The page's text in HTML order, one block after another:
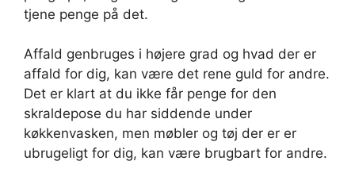
tjene penge på det.
Affald genbruges i højere grad og hvad der er
affald for dig, kan være det rene guld for andre.
Det er klart at du ikke får penge for den
skraldepose du har siddende under
køkkenvasken, men møbler og tøj der er er
ubrugeligt for dig, kan være brugbart for andre.